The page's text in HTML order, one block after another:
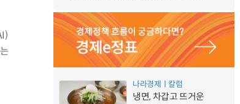
나라경제ㅣ칼럼
냉면, 차갑고 뜨거운